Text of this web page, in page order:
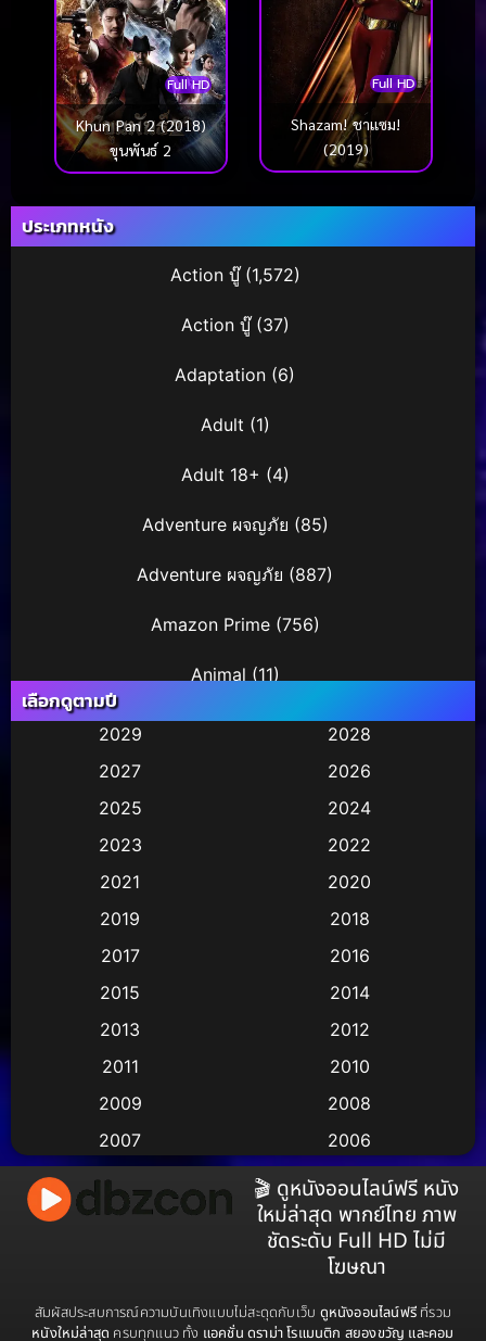
Full HD
Khun Pan 2 (2018)
ขุนพันธ์ 2
Full HD
Shazam! ชาแซม!
(2019)
ประเภทหนัง
Action บู๊(1,572)
Action บู๊(37)
Adaptation (6)
Adult (1)
Adult 18+ (4)
Adventure ผจญภัย (85)
Adventure ผจญภัย (887)
Amazon Prime(756)
Animal (11)
Animation การ์ตูน(245)
Based on a True Story สร้างจากเรื่องจริง(3)
Based on a True Story เรื่องจริง(73)
Based on a True Story เรื่องจริง(38)
Based on Novel(16)
เลือกดูตามปี
2029
2028
2027
2026
2025
2024
2023
2022
2021
2020
2019
2018
2017
2016
2015
2014
2013
2012
2011
2010
2009
2008
2007
2006
2005
2004
2003
2002
2000
1997
1996
🎬 ดูหนังออนไลน์ฟรี หนัง
ใหม่ล่าสุด พากย์ไทย ภาพ
ชัดระดับ Full HD ไม่มี
โฆษณา
สัมผัสประสบการณ์ความบันเทิงแบบไม่สะดุดกับเว็บ ดูหนังออนไลน์ฟรีที่รวม
หนังใหม่ล่าสุด ครบทุกแนว ทั้ง แอคชั่น ดราม่า โรแมนติก สยองขวัญ และคอม